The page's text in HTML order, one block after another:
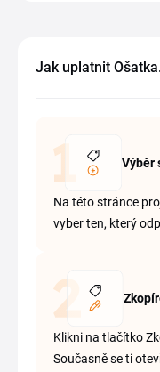
Jak uplatnit
Výběr
Na této stránce
vyber ten, který
Klikni na tlačítko
Současně se ti